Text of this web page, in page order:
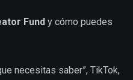
Fund y cómo puedes
necesitas saber”, TikTok,